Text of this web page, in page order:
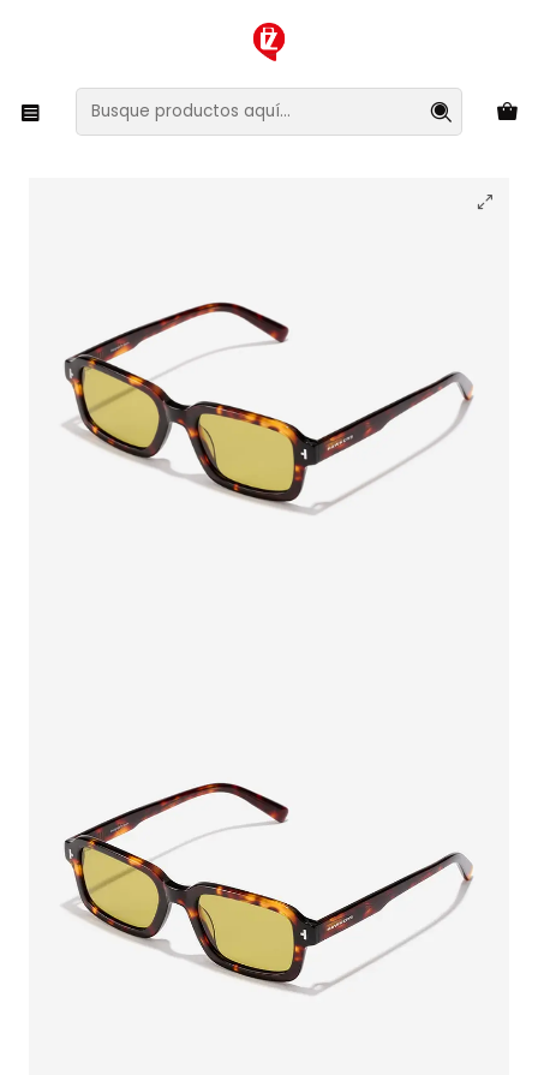
XMAS SALE ¡Compra antes de que la oferta termine!
Lentes y Accesorios Lentes de Sol
Lentes de Sol Hawkers Point HPOI26CEX0